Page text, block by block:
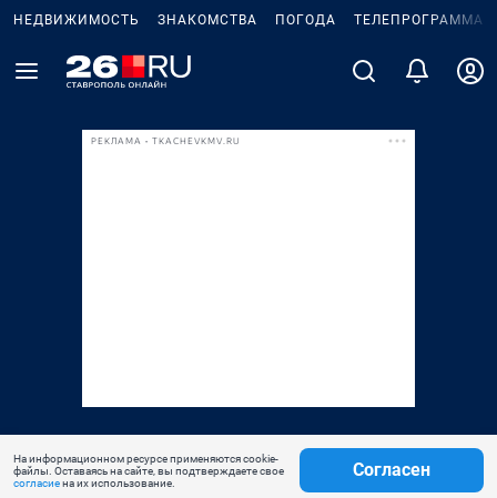
НЕДВИЖИМОСТЬ ЗНАКОМСТВА ПОГОДА ТЕЛЕПРОГРАММА
РЕКЛАМА • TKACHEVKMV.RU
На информационном ресурсе применяются cookie-
файлы. Оставаясь на сайте, вы подтверждаете свое
согласиена их использование.
Согласен